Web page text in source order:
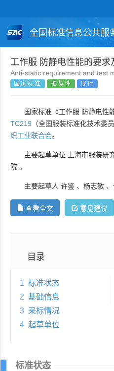
全国标准信息公共服
国家标准 行业
团体标准
国外标准 技术
工作服 防静电性能的要求
Anti-static requirement and test
国家标准 推荐性 现行
国家标准《工作服 防静电性
TC219 （全国服装标准化技术委
织工业联合会。
主要起草单位 上海市服装研
院 。
主要起草人 许鉴 、 杨志敏 、
查看全文 意见建议
目录
1 标准状态
2 基础信息
3 采标情况
4 起草单位
标准状态